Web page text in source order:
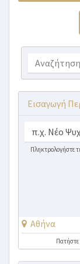
Εισαγωγή
Πληκτρολογήστε
Αθήνα
Πατήστε